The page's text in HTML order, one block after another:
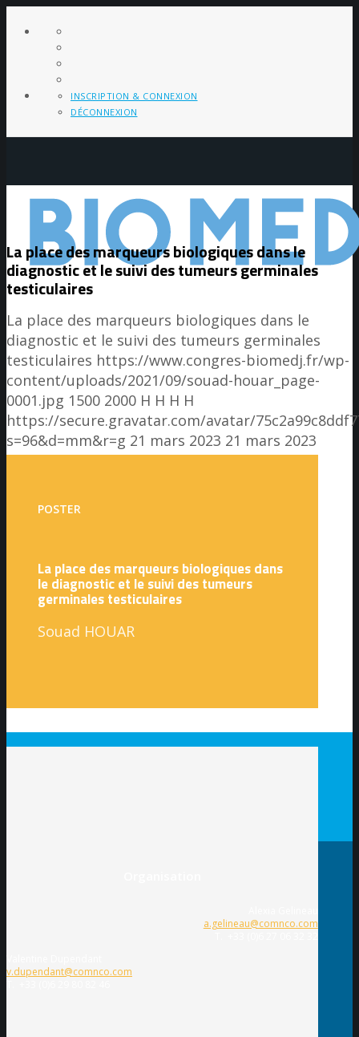
INSCRIPTION & CONNEXION
DÉCONNEXION
La place des marqueurs biologiques dans le
diagnostic et le suivi des tumeurs germinales
testiculaires
La place des marqueurs biologiques dans le
diagnostic et le suivi des tumeurs germinales
testiculaires https://www.congres-biomedj.fr/wp-
content/uploads/2021/09/souad-houar_page-
0001.jpg 1500 2000 H H H H
https://secure.gravatar.com/avatar/
s=96&d=mm&r=g 21 mars 2023 21 mars 2023
POSTER
La place des marqueurs biologiques dans
le diagnostic et le suivi des tumeurs
germinales testiculaires
Souad HOUAR
a.gelineau@comnco.com
v.dupendant@comnco.com